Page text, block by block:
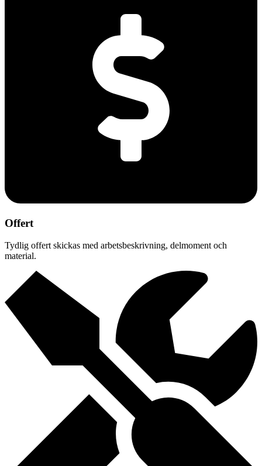
Offert
Tydlig offert skickas med arbetsbeskrivning, delmoment och
material.